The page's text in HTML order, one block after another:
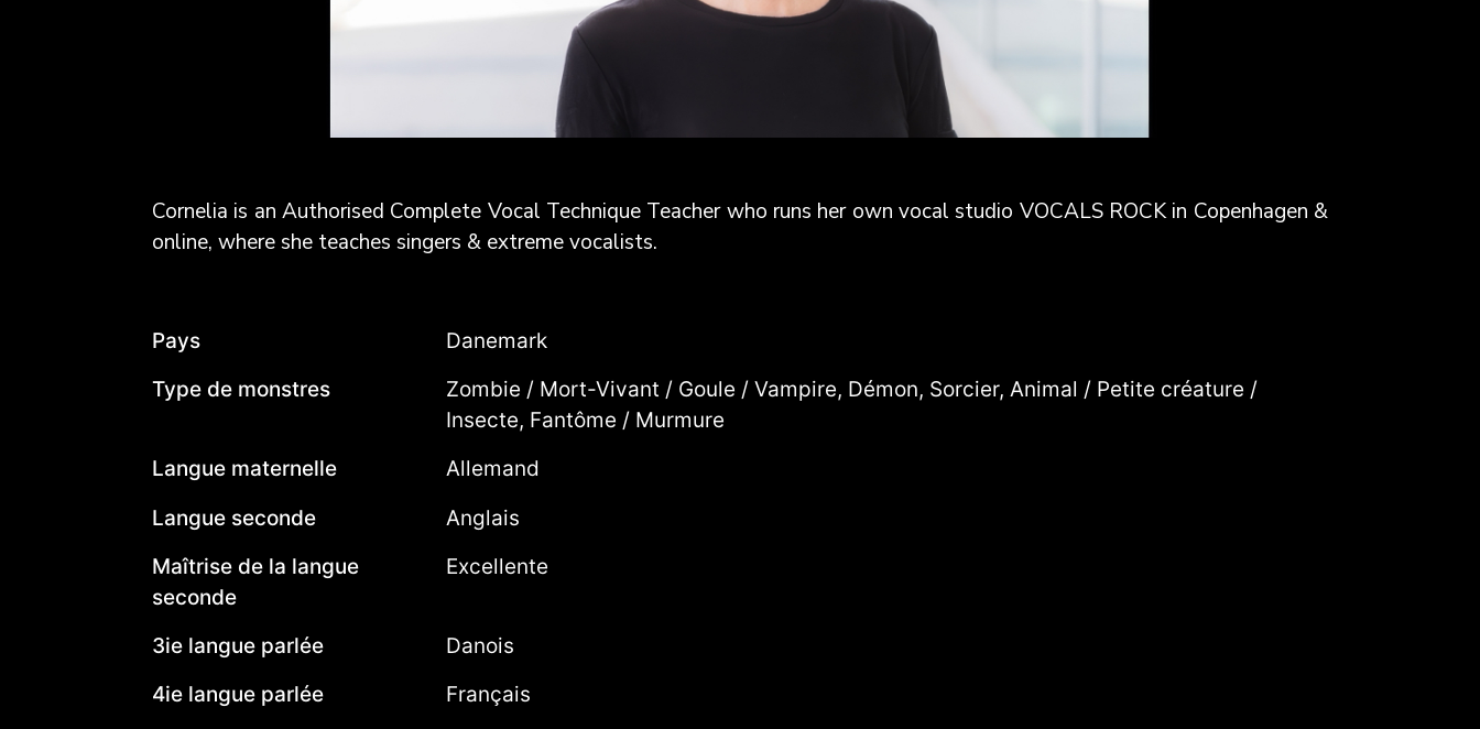
Cornelia is an Authorised Complete Vocal Technique Teacher who runs her own vocal studio VOCALS ROCK in Copenhagen &
online, where she teaches singers & extreme vocalists.
Pays
Danemark
Type de monstres
Zombie / Mort-Vivant / Goule / Vampire, Démon, Sorcier, Animal / Petite créature /
Insecte, Fantôme / Murmure
Langue maternelle
Allemand
Langue seconde
Anglais
Maîtrise de la langue
seconde
Excellente
3ie langue parlée
Danois
4ie langue parlée
Français